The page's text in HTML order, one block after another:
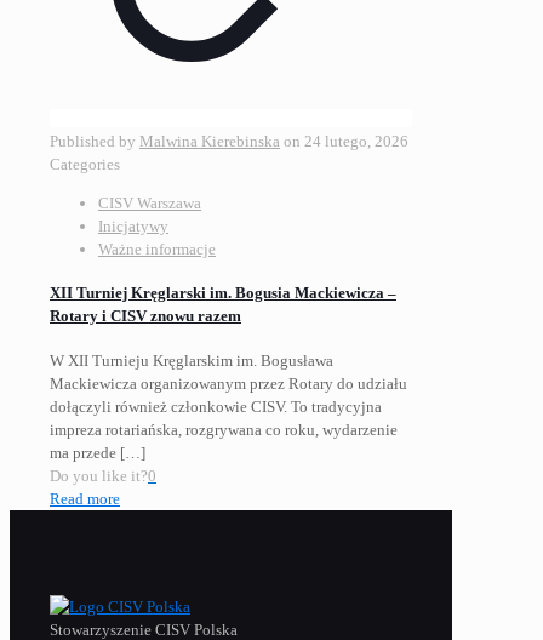
Published by Malwina Kierebinska on 24 lutego, 2026
Categories
CISV Warszawa
Inicjatywy
Ważne informacje
XII Turniej Kręglarski im. Bogusia Mackiewicza –
Rotary i CISV znowu razem
W XII Turnieju Kręglarskim im. Bogusława
Mackiewicza organizowanym przez Rotary do udziału
dołączyli również członkowie CISV. To tradycyjna
impreza rotariańska, rozgrywana co roku, wydarzenie
ma przede […]
Do you like it?0
Read more
Stowarzyszenie CISV Polska